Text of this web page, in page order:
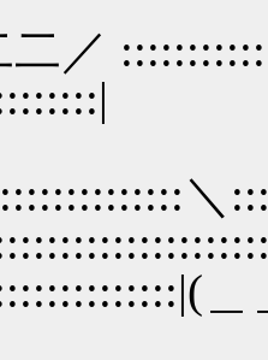
二／
＼